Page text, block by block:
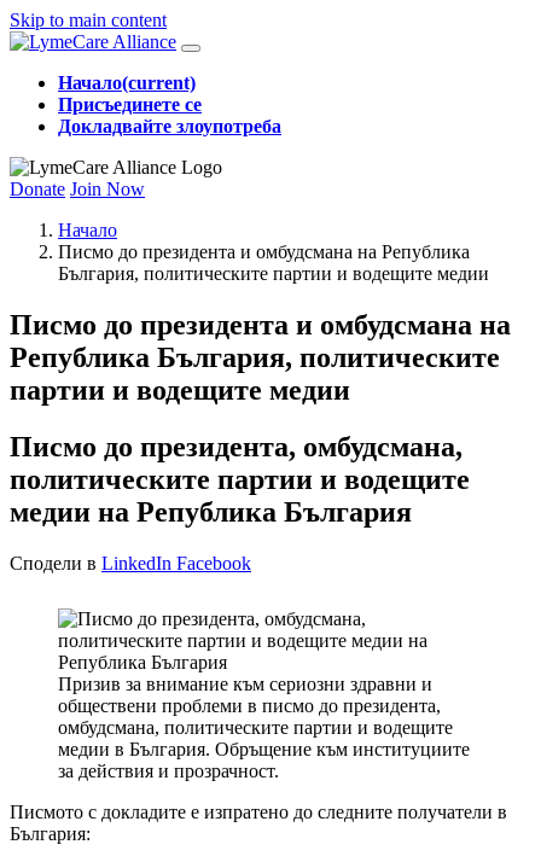
Skip to main content
Начало(current)
Присъединете се
Докладвайте злоупотреба
Donate Join Now
Начало
Писмо до президента и омбудсмана на Република
България, политическите партии и водещите медии
Писмо до президента и омбудсмана на
Република България, политическите
партии и водещите медии
Писмо до президента, омбудсмана,
политическите партии и водещите
медии на Република България
Сподели в LinkedIn Facebook
Призив за внимание към сериозни здравни и
обществени проблеми в писмо до президента,
омбудсмана, политическите партии и водещите
медии в България. Обръщение към институциите
за действия и прозрачност.
Писмото с докладите е изпратено до следните получатели в
България: